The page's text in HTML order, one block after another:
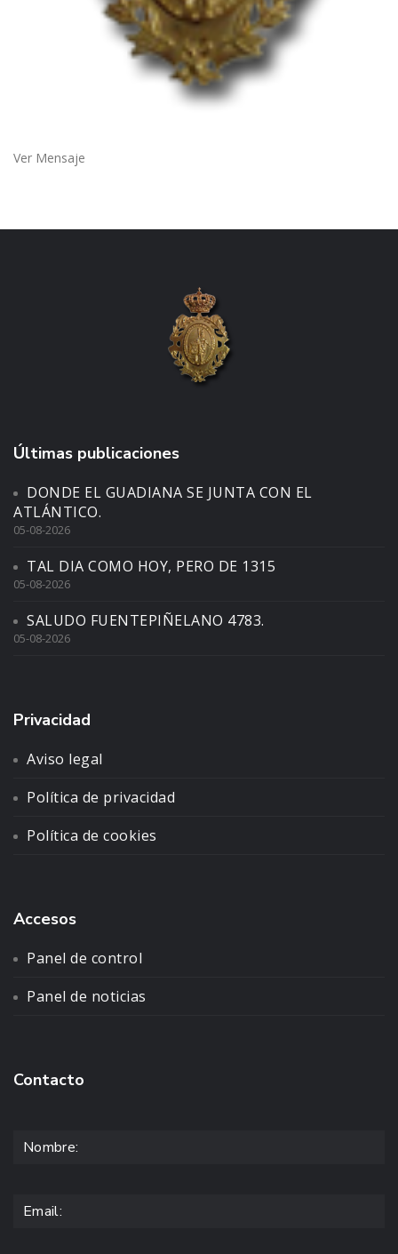
Ver Mensaje
Últimas publicaciones
DONDE EL GUADIANA SE JUNTA CON EL
ATLÁNTICO.
05-08-2026
TAL DIA COMO HOY, PERO DE 1315
05-08-2026
SALUDO FUENTEPIÑELANO 4783.
05-08-2026
Privacidad
Aviso legal
Política de privacidad
Política de cookies
Accesos
Panel de control
Panel de noticias
Contacto